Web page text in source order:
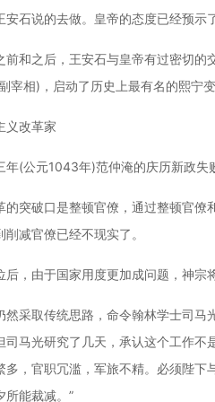
安石说的去做。皇帝的态度已经预示
之后，王安石与皇帝有过密切的
宰相)，启动了历史上最有名的熙宁
改革家
(公元1043年)范仲淹的庆历新政失
破口是整顿官僚，通过整顿官僚
削减官僚已经不现实了。
，由于国家用度更加成问题，神宗
取传统思路，命令翰林学士司马
司马光研究了几天，承认这个工作
多，官职冗滥，军旅不精。必须陛
所能裁减。”